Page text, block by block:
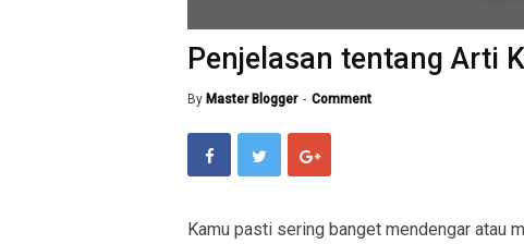
Penjelasan tentang Arti
By Master Blogger Comment
Kamu pasti sering banget mendengar atau